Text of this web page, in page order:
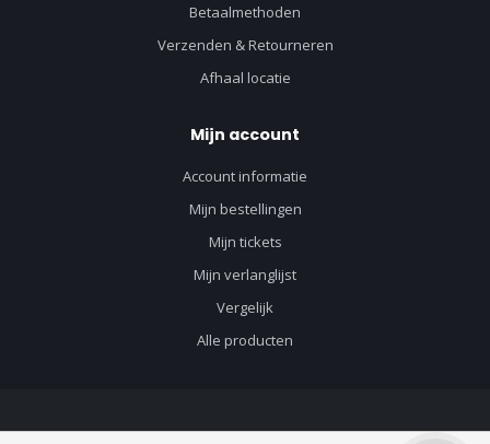
Betaalmethoden
Verzenden & Retourneren
Afhaal locatie
Mijn account
Account informatie
Mijn bestellingen
Mijn tickets
Mijn verlanglijst
Vergelijk
Alle producten